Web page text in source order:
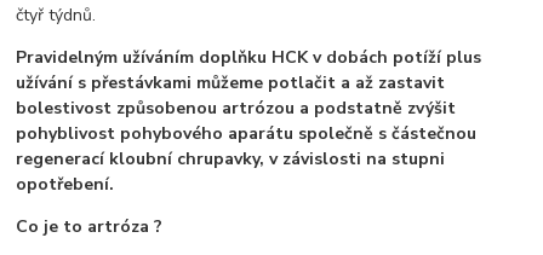
čtyř týdnů.
Pravidelným užíváním doplňku HCK v dobách potíží plus
užívání s přestávkami můžeme potlačit a až zastavit
bolestivost způsobenou artrózou a podstatně zvýšit
pohyblivost pohybového aparátu společně s částečnou
regenerací kloubní chrupavky, v závislosti na stupni
opotřebení.
Co je to artróza ?